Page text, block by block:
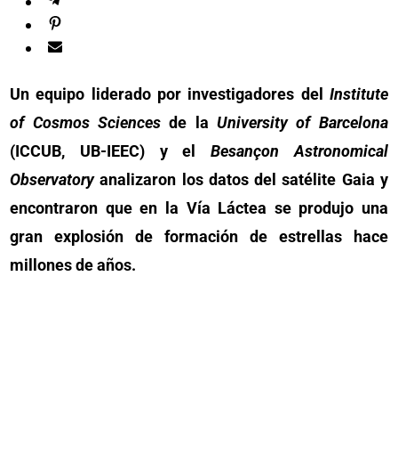
Un equipo liderado por investigadores del Institute
of Cosmos Sciencesde laUniversity of Barcelona
(ICCUB, UB-IEEC) y elBesançon Astronomical
Observatoryanalizaron los datos del satélite Gaia y
encontraron que en la Vía Láctea se produjo una
gran explosión de formación de estrellas hace
millones de años.